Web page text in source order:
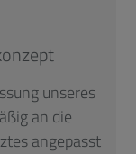
unseres
an die
angepasst